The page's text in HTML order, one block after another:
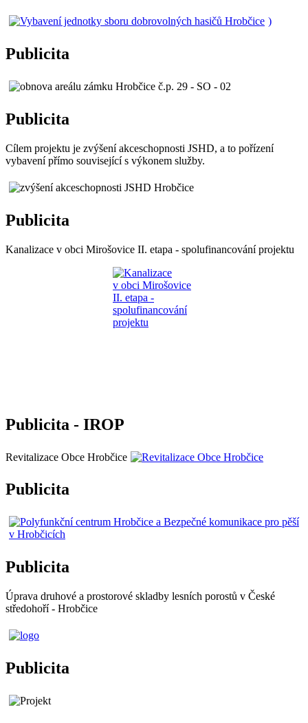
)
Publicita
Publicita
Cílem projektu je zvýšení akceschopnosti JSHD, a to pořízení
vybavení přímo související s výkonem služby.
Publicita
Kanalizace v obci Mirošovice II. etapa - spolufinancování projektu
Publicita - IROP
Revitalizace Obce Hrobčice
Publicita
Publicita
Úprava druhové a prostorové skladby lesních porostů v České
středohoří - Hrobčice
Publicita